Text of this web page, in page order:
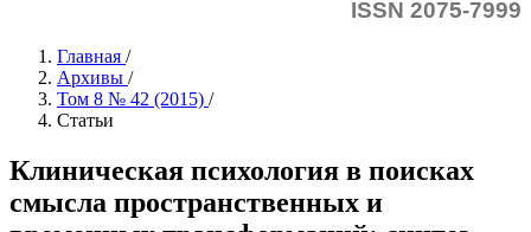
ISSN 2075-7999
Главная /
Архивы /
Том 8 № 42 (2015) /
Статьи
Клиническая психология в поисках
смысла пространственных и